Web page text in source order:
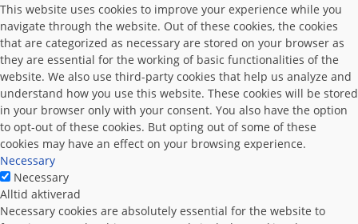
This website uses cookies to improve your experience while you
navigate through the website. Out of these cookies, the cookies
that are categorized as necessary are stored on your browser as
they are essential for the working of basic functionalities of the
website. We also use third-party cookies that help us analyze and
understand how you use this website. These cookies will be stored
in your browser only with your consent. You also have the option
to opt-out of these cookies. But opting out of some of these
cookies may have an effect on your browsing experience.
Necessary
Necessary
Alltid aktiverad
Necessary cookies are absolutely essential for the website to